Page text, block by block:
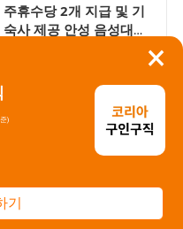
×
)
기
주휴수당 2개 지급 및 기
숙사 제공 안성 음성대소
아산 영인면 기아 자동차
부품 생산팀 성실한 직원
주식회사 에이비스
동탄 영천동 자동차 부품